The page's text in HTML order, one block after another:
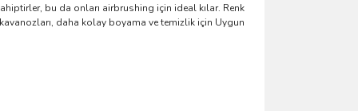
bu da onları airbrushing için ideal kılar. Renk
daha kolay boyama ve temizlik için Uygun